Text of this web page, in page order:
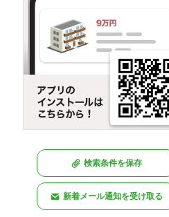
検索条件を保存
新着メール通知を受け取る